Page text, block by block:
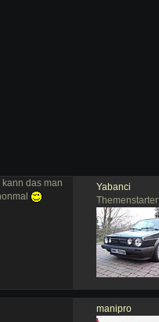
Yabanci
Themenstarter
das man
manipro